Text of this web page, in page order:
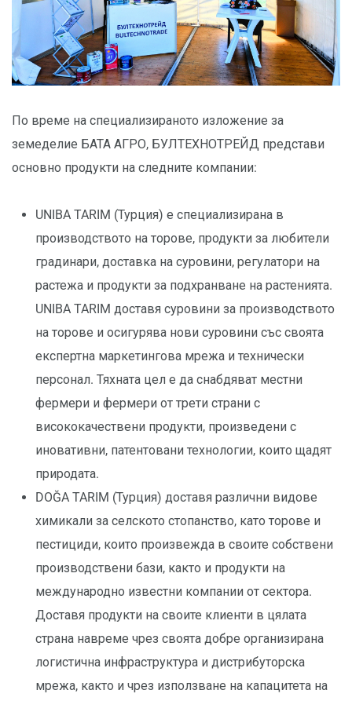
По време на специализираното изложение за
земеделие БАТА АГРО, БУЛТЕХНОТРЕЙД представи
основно продукти на следните компании:
UNIBA TARIM (Турция) е специализирана в
производството на торове, продукти за любители
градинари, доставка на суровини, регулатори на
растежа и продукти за подхранване на растенията.
UNIBA TARIM доставя суровини за производството
на торове и осигурява нови суровини със своята
експертна маркетингова мрежа и технически
персонал. Тяхната цел е да снабдяват местни
фермери и фермери от трети страни с
висококачествени продукти, произведени с
иновативни, патентовани технологии, които щадят
природата.
DOĞA TARIM (Турция) доставя различни видове
химикали за селското стопанство, като торове и
пестициди, които произвежда в своите собствени
производствени бази, както и продукти на
международно известни компании от сектора.
Доставя продукти на своите клиенти в цялата
страна навреме чрез своята добре организирана
логистична инфраструктура и дистрибуторска
мрежа, както и чрез използване на капацитета на